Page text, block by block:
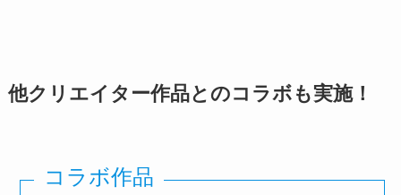
他クリエイター作品とのコラボも実施！
コラボ作品